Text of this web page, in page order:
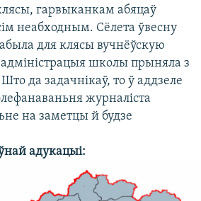
гарвыканкам абяцаў
неабходным. Сёлета ўвесну
для клясы вучнёўскую
школы прыняла з
да задачнікаў, то ў аддзеле
журналіста
на заметцы й будзе
адукацыі: